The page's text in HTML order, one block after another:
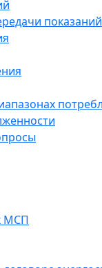
показаний
МСП